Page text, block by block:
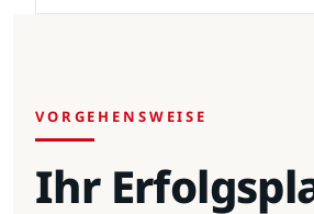
VORGEHENSWEISE
Ihr